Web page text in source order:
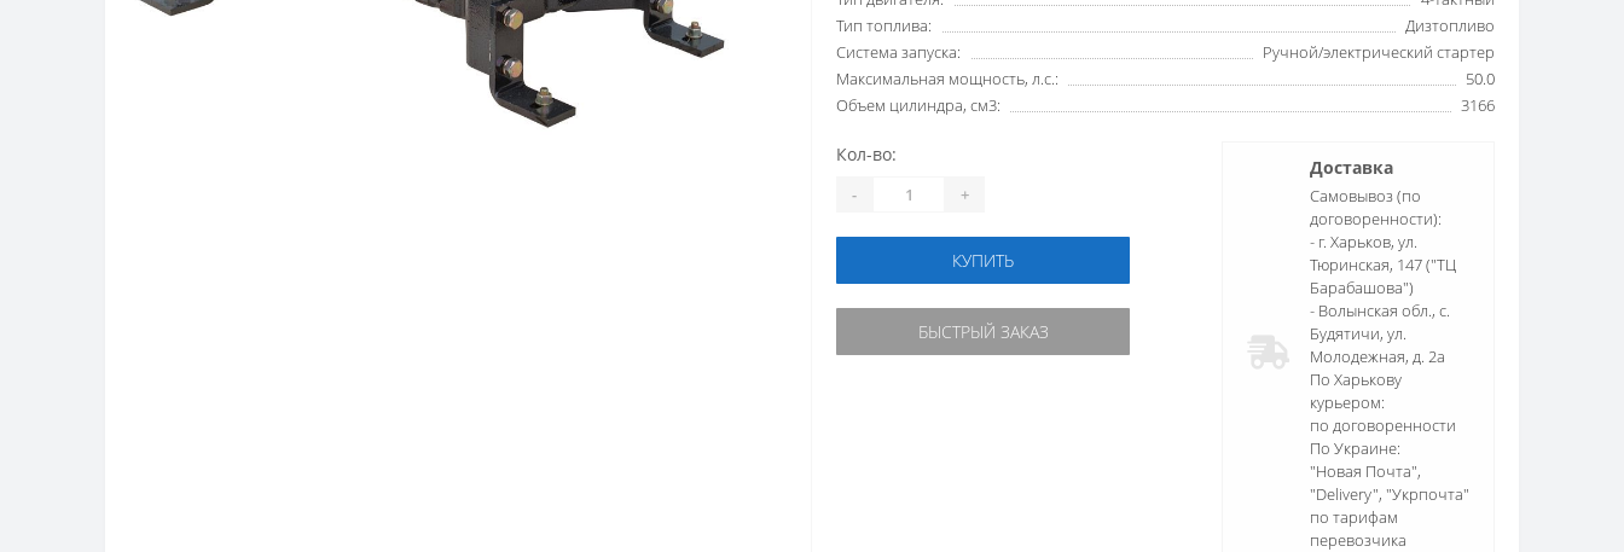
Тип топлива:
Дизтопливо
Система запуска:
Ручной/электрический стартер
Максимальная мощность, л.с.:
50.0
Объем цилиндра, см3:
3166
Кол-во:
- +
КУПИТЬ
БЫСТРЫЙ ЗАКАЗ
Доставка
Самовывоз (по
договоренности):
- г. Харьков, ул.
Тюринская, 147 ("ТЦ
Барабашова")
- Волынская обл., c.
Будятичи, ул.
Молодежная, д. 2а
По Харькову
курьером:
по договоренности
По Украине:
"Новая Почта",
"Delivery", "Укрпочта"
по тарифам
перевозчика